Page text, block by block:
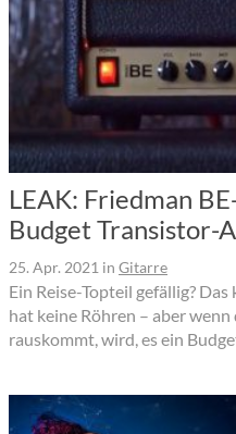
LEAK: Friedman
Budget Transistor-
25. Apr. 2021 in Gitarre
Ein Reise-Topteil gefällig?
hat keine Röhren – aber wenn
rauskommt, wird, es ein